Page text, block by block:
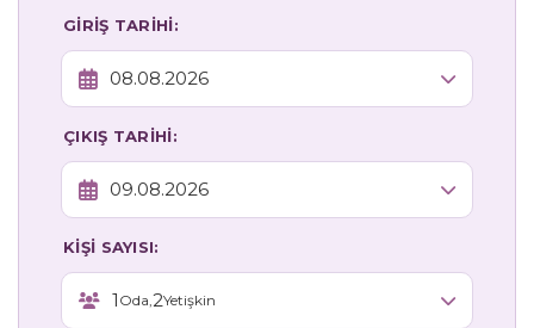
GİRİŞ TARİHİ:
ÇIKIŞ TARİHİ:
KİŞİ SAYISI:
1 Oda,2Yetişkin